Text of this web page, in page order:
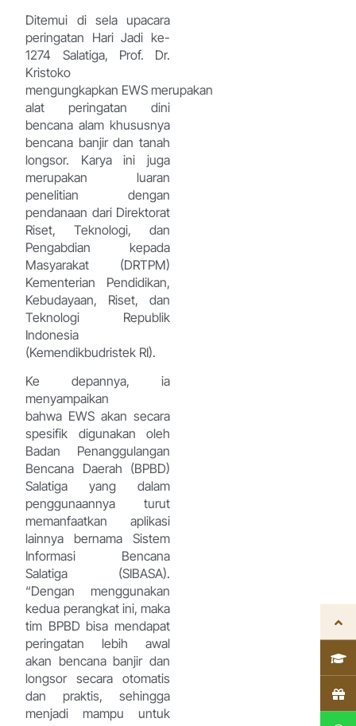
Ditemui di sela upacara
peringatan Hari Jadi ke-
1274 Salatiga, Prof. Dr.
Kristoko
mengungkapkan EWS merupakan
alat peringatan dini
bencana alam khususnya
bencana banjir dan tanah
longsor. Karya ini juga
merupakan luaran
penelitian dengan
pendanaan dari Direktorat
Riset, Teknologi, dan
Pengabdian kepada
Masyarakat (DRTPM)
Kementerian Pendidikan,
Kebudayaan, Riset, dan
Teknologi Republik
Indonesia
(Kemendikbudristek RI).
Ke depannya, ia
menyampaikan
bahwa EWS akan secara
spesifik digunakan oleh
Badan Penanggulangan
Bencana Daerah (BPBD)
Salatiga yang dalam
penggunaannya turut
memanfaatkan aplikasi
lainnya bernama Sistem
Informasi Bencana
Salatiga (SIBASA).
“Dengan menggunakan
kedua perangkat ini, maka
tim BPBD bisa mendapat
peringatan lebih awal
akan bencana banjir dan
longsor secara otomatis
dan praktis, sehingga
menjadi mampu untuk